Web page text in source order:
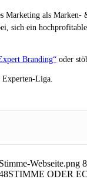
Marketing als
sich ein
Branding“ oder
Experten-Liga.
Webseite.png
STIMME ODER